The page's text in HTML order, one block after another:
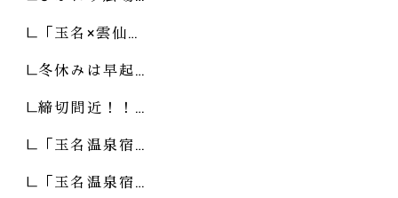
「玉名×雲仙…
冬休みは早起…
締切間近！！…
「玉名温泉宿…
「玉名温泉宿…